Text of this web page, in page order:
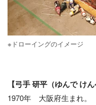
※ドローイングのイメージ
【弓手 研平（ゆんで け
1970年 大阪府生まれ。